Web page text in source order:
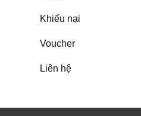
Khiếu nại
Voucher
Liên hệ